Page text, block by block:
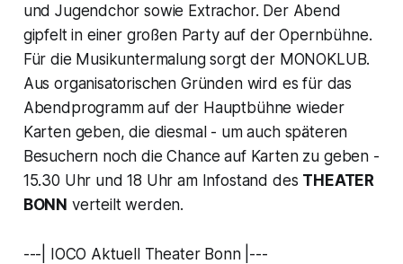
und Jugendchor sowie Extrachor. Der Abend
gipfelt in einer großen Party auf der Opernbühne.
Für die Musikuntermalung sorgt der MONOKLUB.
Aus organisatorischen Gründen wird es für das
Abendprogramm auf der Hauptbühne wieder
Karten geben, die diesmal - um auch späteren
Besuchern noch die Chance auf Karten zu geben -
15.30 Uhr und 18 Uhr am Infostand des THEATER
BONN verteilt werden.
---| IOCO Aktuell Theater Bonn |---